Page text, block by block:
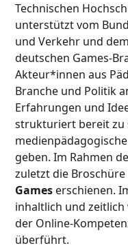
Technischen
unterstützt vom
und Verkehr und
deutschen Games-
Akteur*innen aus
Branche und Politik
Erfahrungen und
strukturiert bereit zu
geben. Im Rahmen
zuletzt die Broschüre
Games erschienen.
inhaltlich und
der Online-
überführt.